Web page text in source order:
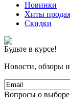
Новинки
Хиты
Скидки
Будьте в курсе!
Новости, обзоры
Вопросы о выборе